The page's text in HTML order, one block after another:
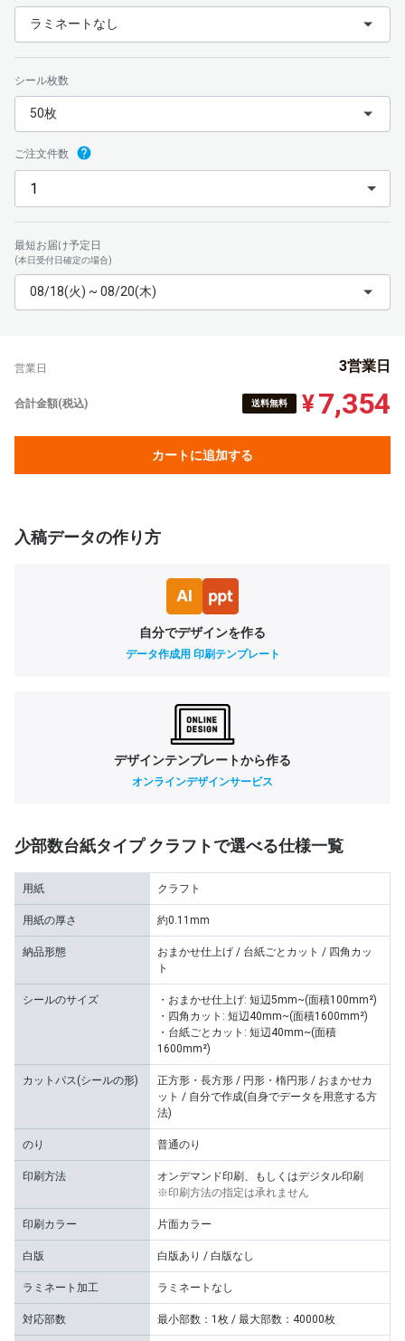
ラミネートなし
シール枚数
50枚
ご注文件数
最短お届け予定日
(本日受付日確定の場合)
08/18(火) ~ 08/20(木)
営業日 3営業日
合計金額(税込) 送料無料 ¥7,354
カートに追加する
入稿データの作り方
自分でデザインを作る
データ作成用 印刷テンプレート
デザインテンプレートから作る
オンラインデザインサービス
少部数台紙タイプ クラフトで選べる仕様一覧
用紙 クラフト
用紙の厚さ 約0.11mm
納品形態
おまかせ仕上げ / 台紙ごとカット / 四角カッ
ト
シールのサイズ
・おまかせ仕上げ: 短辺5mm~(面積100mm²)
・四角カット: 短辺40mm~(面積1600mm²)
・台紙ごとカット: 短辺40mm~(面積
1600mm²)
カットパス(シールの形)
正方形・長方形 / 円形・楕円形 / おまかせカ
ット / 自分で作成(自身でデータを用意する方
法)
のり 普通のり
印刷方法
オンデマンド印刷、もしくはデジタル印刷
※印刷方法の指定は承れません
印刷カラー 片面カラー
白版 白版あり / 白版なし
ラミネート加工 ラミネートなし
対応部数 最小部数：1枚 / 最大部数：40000枚